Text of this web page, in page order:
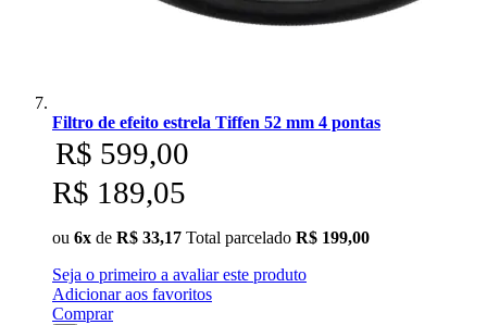
Filtro de efeito estrela Tiffen 52 mm 4 pontas
R$ 599,00
R$ 189,05
ou 6x de R$ 33,17 Total parcelado R$ 199,00
Seja o primeiro a avaliar este produto
Adicionar aos favoritos
Comprar